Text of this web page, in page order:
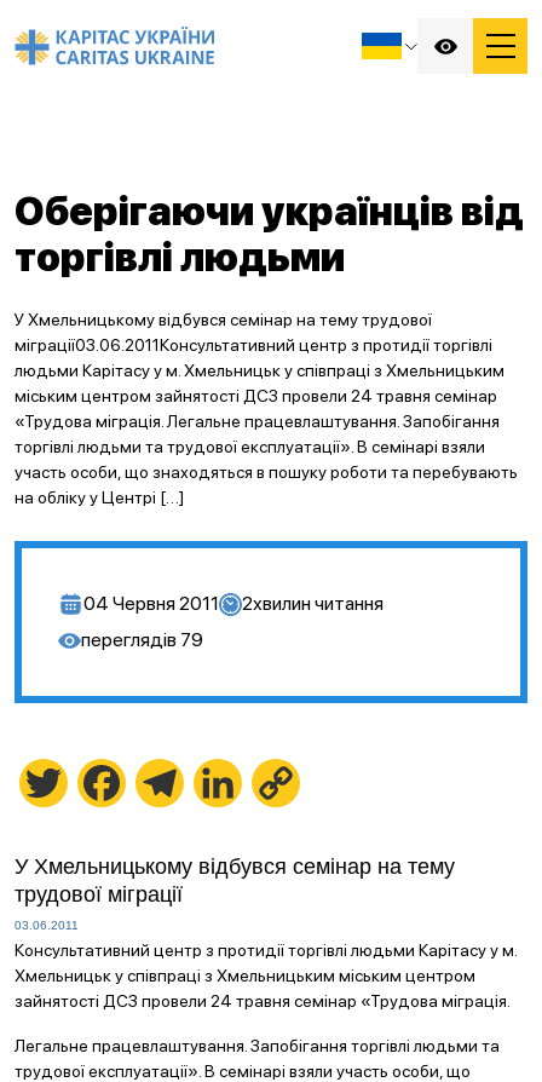
Оберігаючи українців від
торгівлі людьми
У Хмельницькому відбувся семінар на тему трудової
міграції03.06.2011Консультативний центр з протидії торгівлі
людьми Карітасу у м. Хмельницьк у співпраці з Хмельницьким
міським центром зайнятості ДСЗ провели 24 травня семінар
«Трудова міграція. Легальне працевлаштування. Запобігання
торгівлі людьми та трудової експлуатації». В семінарі взяли
участь особи, що знаходяться в пошуку роботи та перебувають
на обліку у Центрі […]
04 Червня 2011 2хвилин читання
переглядів 79
Twitter FacebookTelegramLinkedIn
У Хмельницькому відбувся семінар на тему
трудової міграції
03.06.2011
Консультативний центр з протидії торгівлі людьми Карітасу у м.
Хмельницьк у співпраці з Хмельницьким міським центром
зайнятості ДСЗ провели 24 травня семінар «Трудова міграція.
Легальне працевлаштування. Запобігання торгівлі людьми та
трудової експлуатації». В семінарі взяли участь особи, що